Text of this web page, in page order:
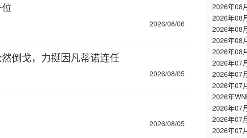
2026/08/06
倒戈，力挺因凡蒂诺连任
2026/08/05
2026/08/05
2026年08
赛 北京大
2026年08
赛 延世大
2026年08
图斯 全场
2026年08
vs曼城 全
2026年08
赛 北京大
2026年07
男篮 - 大
2026年07
男篮 - 纽
2026年07
尼漫步者
2026年
项赛 全场
2026年07
竞技 VS
2026年07
VS 深圳新
2026年07